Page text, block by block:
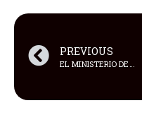
PREVIOUS
EL MINISTERIO DE GOBIERNO DE ECUADOR LANZÓ UN LLAMADO URGENTE A LA CIUDADANÍA PARA COLABORAR EN LA LUCHA CONTRA EL TERRORISMO